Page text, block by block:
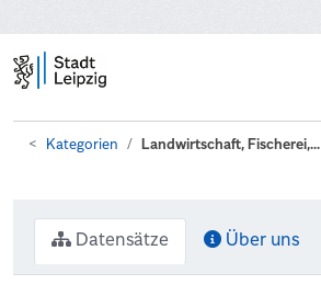
Kategorien Landwirtschaft, Fischerei,...
Datensätze Über uns